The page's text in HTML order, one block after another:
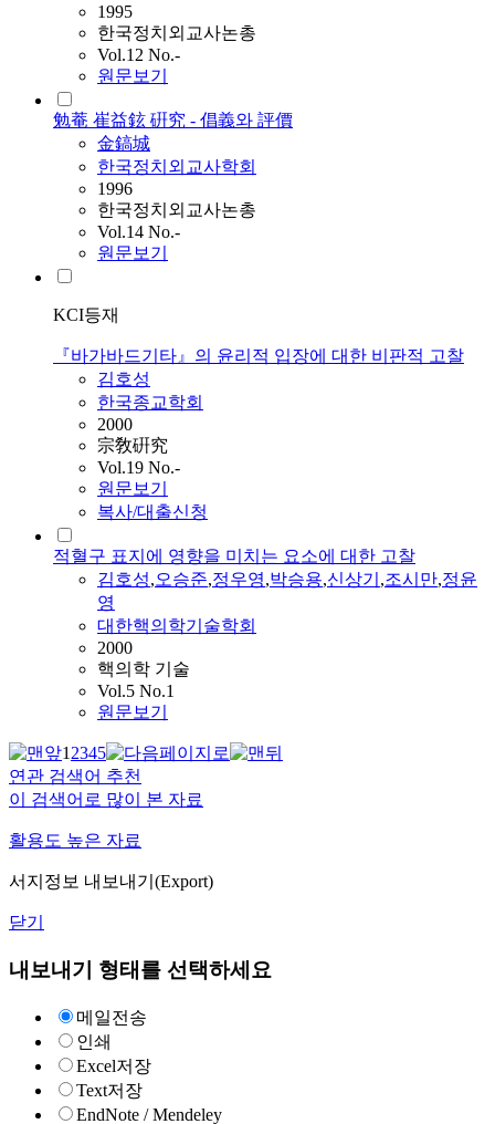
1995
한국정치외교사논총
Vol.12 No.-
원문보기
勉菴 崔益鉉 硏究 - 倡義와 評價
金鎬城
한국정치외교사학회
1996
한국정치외교사논총
Vol.14 No.-
원문보기
KCI등재
『바가바드기타』의 윤리적 입장에 대한 비판적 고찰
김호성
한국종교학회
2000
宗敎硏究
Vol.19 No.-
원문보기
복사/대출신청
적혈구 표지에 영향을 미치는 요소에 대한 고찰
김호성,오승준,정우영,박승용,신상기 ,조시만,정윤
영
대한핵의학기술학회
2000
핵의학 기술
Vol.5 No.1
원문보기
12345
연관 검색어 추천
이 검색어로 많이 본 자료
활용도 높은 자료
서지정보 내보내기(Export)
닫기
내보내기 형태를 선택하세요
메일전송
인쇄
Excel저장
Text저장
EndNote / Mendeley